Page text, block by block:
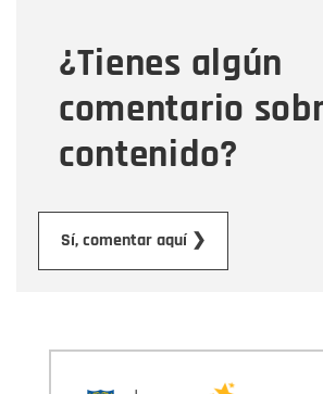
¿Tienes algún
comentario
contenido?
Sí, comentar aquí ❯
Mensaje